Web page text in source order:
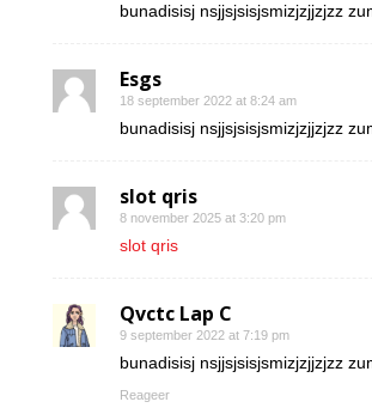
bunadisisj nsjjsjsisjsmizjzjjzjzz
Esgs
18 september 2022 at 8:24 am
bunadisisj nsjjsjsisjsmizjzjjzjzz
slot qris
8 november 2025 at 3:20 pm
slot qris
Qvctc Lap C
9 september 2022 at 7:19 pm
bunadisisj nsjjsjsisjsmizjzjjzjzz
Reageer